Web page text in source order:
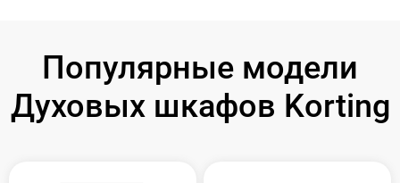
Популярные модели
Духовых шкафов Korting